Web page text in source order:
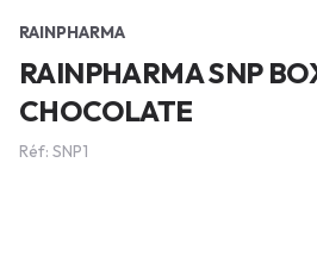
RAINPHARMA
RAINPHARMA SNP
CHOCOLATE
Réf: SNP1